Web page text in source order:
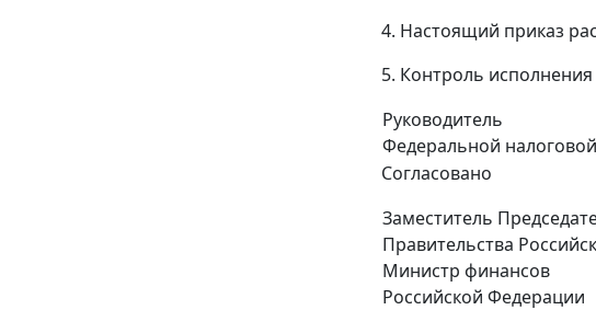
4. Настоящий приказ
5. Контроль
Руководитель
Федеральной
Согласовано
Заместитель
Правительства
Министр финансов
Российской Федерации